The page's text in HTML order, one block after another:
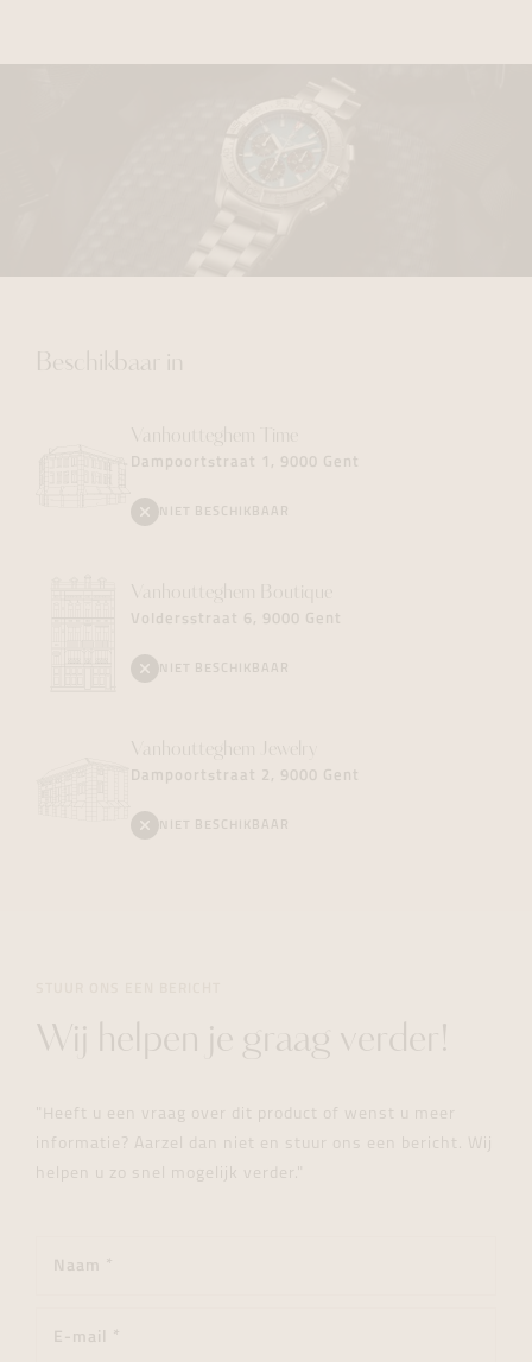
Beschikbaar in
Vanhoutteghem Time
Dampoortstraat 1, 9000 Gent
NIET BESCHIKBAAR
Vanhoutteghem Boutique
Voldersstraat 6, 9000 Gent
NIET BESCHIKBAAR
Vanhoutteghem Jewelry
Dampoortstraat 2, 9000 Gent
NIET BESCHIKBAAR
Wij helpen je graag verder!
"Heeft u een vraag over dit product of wenst u meer
informatie? Aarzel dan niet en stuur ons een bericht. Wij
helpen u zo snel mogelijk verder."